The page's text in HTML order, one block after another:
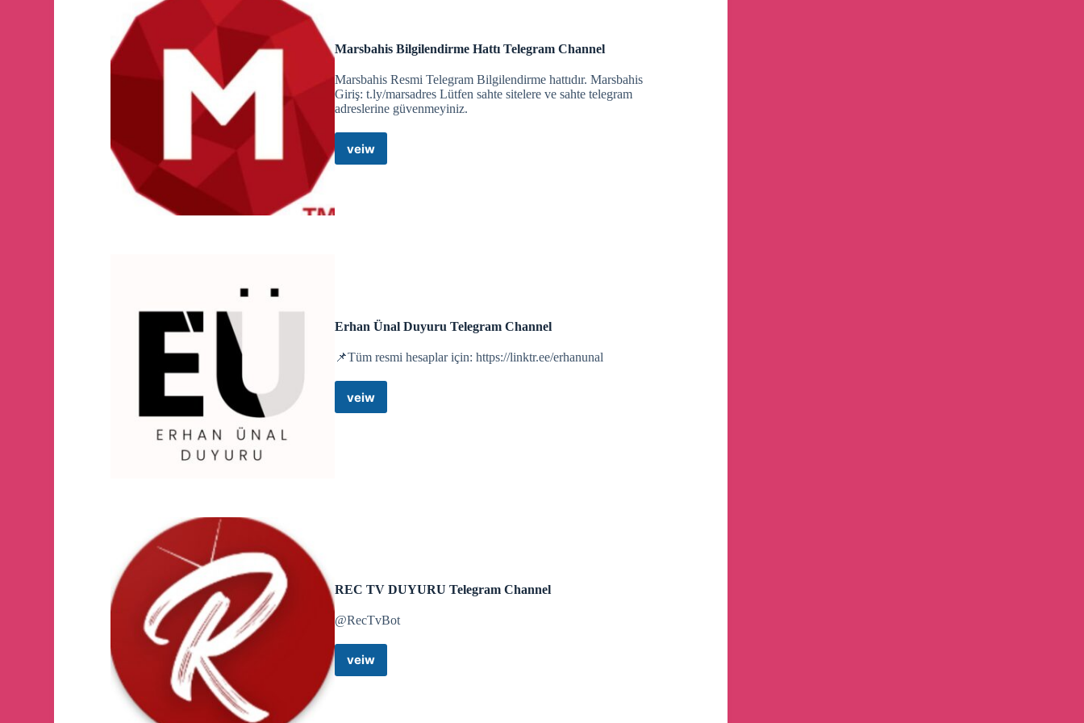
tıklayarak "Tamam" diyoruz. Artık rehberinizde olan kişileriniz görünmeyecektir. Fakat onlar sizi görebilir.
UYGULAMAYI TÜRKÇE YAPMAK:
@telerobot'a tıklayıp en alt kısımda yazan "Start" yazısına tıklayın, daha sonra "Andorid" seçeneğine ve son
olarak "Türkçe" seçeneğine tıklayın. Gelen mesajda "Turkish.Xml" isimli bir dosya olacak. Bu dosyaya bir kere
tıklayıp indirin. Sonra bu mesajın en sağında görünen "3 Nokta" işaretine basarak çıkan listeden "Apply
Localization File" seçeneğine tıklayın, uygulama artık Türkçe olacaktır. Sonuca ulaşamayanlar adminlere özel
mesaj yazarak destek alabilir. Bu ayarlar Android kullanan kişiler için geçerlidir, iOS kullananlar için henüz
uygulamayı Türkçe kullanma seçeneği yoktur.
Channel created
Marsbahis Bilgilendirme Hattı Telegram Channel
Marsbahis Resmi Telegram Bilgilendirme hattıdır. Marsbahis
Giriş: t.ly/marsadres Lütfen sahte sitelere ve sahte telegram
adreslerine güvenmeyiniz.
veiwMarsbahis
Erhan Ünal Duyuru Telegram Channel
📌Tüm resmi hesaplar için: https://linktr.ee/erhanunal
veiw
Erhan
REC TV DUYURU Telegram Channel
@RecTvBot
veiw
REC